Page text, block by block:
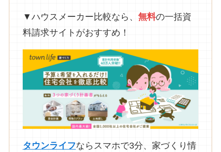
▼ハウスメーカー比較なら、 無料の一括資
料請求サイトがおすすめ！
タウンライフならスマホで3分、家づくり情